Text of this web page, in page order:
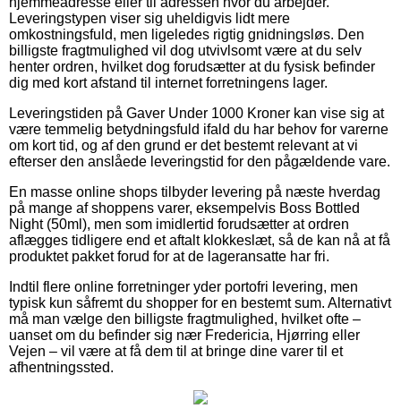
Leveringstypen viser sig uheldigvis lidt mere
omkostningsfuld, men ligeledes rigtig gnidningsløs. Den
billigste fragtmulighed vil dog utvivlsomt være at du selv
henter ordren, hvilket dog forudsætter at du fysisk befinder
dig med kort afstand til internet forretningens lager.
Leveringstiden på Gaver Under 1000 Kroner kan vise sig at
være temmelig betydningsfuld ifald du har behov for varerne
om kort tid, og af den grund er det bestemt relevant at vi
efterser den anslåede leveringstid for den pågældende vare.
En masse online shops tilbyder levering på næste hverdag
på mange af shoppens varer, eksempelvis Boss Bottled
Night (50ml), men som imidlertid forudsætter at ordren
aflægges tidligere end et aftalt klokkeslæt, så de kan nå at få
produktet pakket forud for at de lageransatte har fri.
Indtil flere online forretninger yder portofri levering, men
typisk kun såfremt du shopper for en bestemt sum. Alternativt
må man vælge den billigste fragtmulighed, hvilket ofte –
uanset om du befinder sig nær Fredericia, Hjørring eller
Vejen – vil være at få dem til at bringe dine varer til et
afhentningssted.